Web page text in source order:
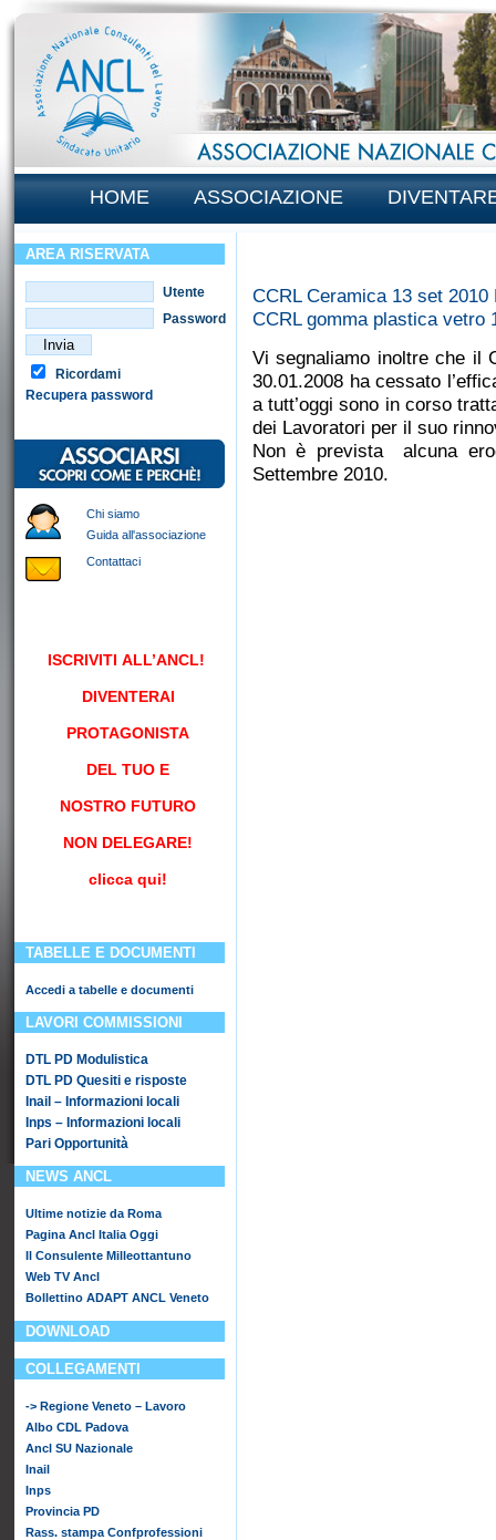
HOME ASSOCIAZIONE
AREA RISERVATA
Utente
Password
Ricordami
Recupera password
Chi siamo
Guida all'associazione
Contattaci
ISCRIVITI ALL’ANCL!
DIVENTERAI
PROTAGONISTA
DEL TUO E
NOSTRO FUTURO
NON DELEGARE!
clicca qui!
TABELLE E DOCUMENTI
Accedi a tabelle e documenti
LAVORI COMMISSIONI
DTL PD Modulistica
DTL PD Quesiti e risposte
Inail – Informazioni locali
Inps – Informazioni locali
Pari Opportunità
NEWS ANCL
Ultime notizie da Roma
Pagina Ancl Italia Oggi
Il Consulente Milleottantuno
Web TV Ancl
Bollettino ADAPT ANCL Veneto
DOWNLOAD
COLLEGAMENTI
-> Regione Veneto – Lavoro
Albo CDL Padova
Ancl SU Nazionale
Inail
Inps
Provincia PD
Rass. stampa Confprofessioni
CCRL Ceramica 13 set 2010
CCRL gomma plastica vetro
Vi segnaliamo inoltre che il
30.01.2008 ha cessato
a tutt’oggi sono in corso
dei Lavoratori per il suo
Non è prevista alcuna
Settembre 2010.